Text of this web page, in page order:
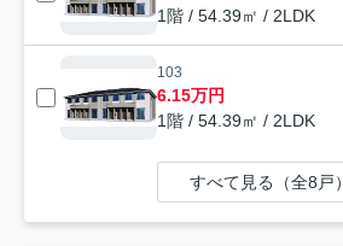
1階 / 54.39㎡ / 2LDK
103
6.15万円
1階 / 54.39㎡ / 2LDK
すべて見る（全8戸）